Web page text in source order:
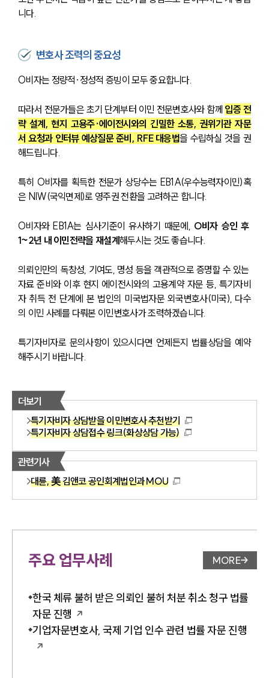
니다.
변호사 조력의 중요성
O비자는 정량적·정성적 증빙이 모두 중요합니다.
따라서 전문가들은 초기 단계부터 이민 전문변호사와 함께 입증 전
략 설계, 현지 고용주·에이전시와의 긴밀한 소통, 권위기관 자문
서 요청과 인터뷰 예상질문 준비, RFE 대응법을 수립하실 것을 권
해드립니다.
특히 O비자를 획득한 전문가 상당수는 EB1A(우수능력자이민)혹
은 NIW(국익면제)로 영주권 전환을 고려하곤 합니다.
O비자와 EB1A는 심사기준이 유사하기 때문에, O비자 승인 후
1~2년 내 이민전략을 재설계해두시는 것도 좋습니다.
의뢰인만의 독창성, 기여도, 명성 등을 객관적으로 증명할 수 있는
자료 준비와 이후 현지 에이전시와의 고용계약 자문 등, 특기자비
자 취득 전 단계에 본 법인의 미국법자문 외국변호사(미국), 다수
의 이민 사례를 다뤄본 이민변호사가 조력하겠습니다.
특기자비자로 문의사항이 있으시다면 언제든지 법률상담을 예약
해주시기 바랍니다.
더보기
특기자비자 상담받을 이민변호사 추천받기
특기자비자 상담접수 링크(화상상담 가능)
관련기사
대륜, 美 김앤코 공인회계법인과 MOU
주요 업무사례 업무사례
MORE
한국 체류 불허 받은 의뢰인 불허 처분 취소 청구 법률
자문 진행
기업자문변호사, 국제 기업 인수 관련 법률 자문 진행